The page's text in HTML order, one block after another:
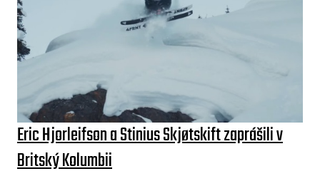
Eric Hjorleifson a Stinius Skjøtskift zaprášili v
Britský Kolumbii